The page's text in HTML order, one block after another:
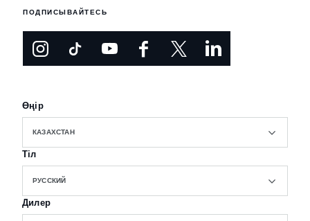
ПОДПИСЫВАЙТЕСЬ
Өңір
КАЗАХСТАН
Тіл
РУССКИЙ
Дилер